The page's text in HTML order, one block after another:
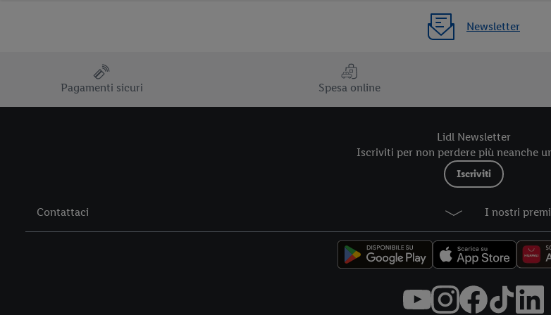
Newsletter
Pagamenti sicuri Spesa online
Lidl Newsletter
Iscriviti per non perdere più neanche
Iscriviti
Contattaci I nostri premi